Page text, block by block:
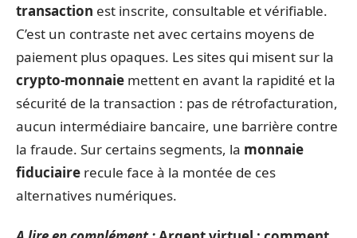
transaction est inscrite, consultable et vérifiable.
C’est un contraste net avec certains moyens de
paiement plus opaques. Les sites qui misent sur la
crypto-monnaie mettent en avant la rapidité et la
sécurité de la transaction : pas de rétrofacturation,
aucun intermédiaire bancaire, une barrière contre
la fraude. Sur certains segments, la monnaie
fiduciaire recule face à la montée de ces
alternatives numériques.